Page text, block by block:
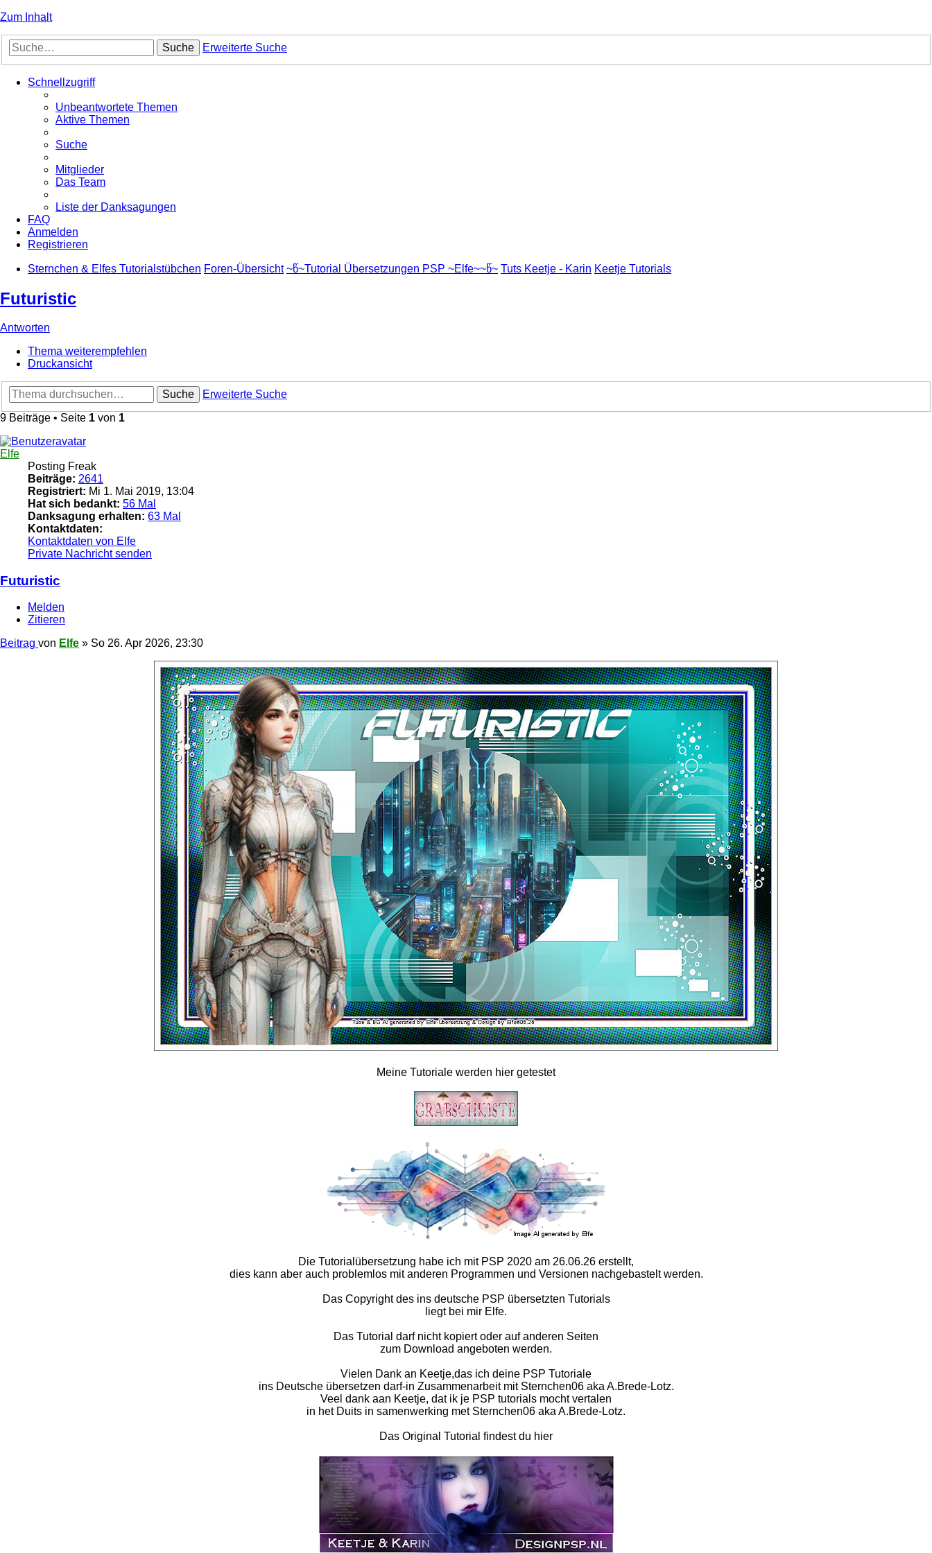
Zum Inhalt
Suche Erweiterte Suche
Schnellzugriff
Unbeantwortete Themen
Aktive Themen
Suche
Mitglieder
Das Team
Liste der Danksagungen
FAQ
Anmelden
Registrieren
Sternchen & Elfes Tutorialstübchen Foren-Übersicht ~წ~Tutorial Übersetzungen PSP ~Elfe~~წ~ Tuts Keetje - Karin Keetje Tutorials
Futuristic
Antworten
Thema weiterempfehlen
Druckansicht
Suche
Erweiterte Suche
9 Beiträge • Seite 1 von 1
Elfe
Posting Freak
Beiträge: 2641
Registriert: Mi 1. Mai 2019, 13:04
Hat sich bedankt: 56 Mal
Danksagung erhalten: 63 Mal
Kontaktdaten:
Kontaktdaten von Elfe
Private Nachricht senden
Futuristic
Melden
Zitieren
Beitrag von Elfe » So 26. Apr 2026, 23:30
Meine Tutoriale werden hier getestet
Die Tutorialübersetzung habe ich mit PSP 2020 am 26.06.26 erstellt,
dies kann aber auch problemlos mit anderen Programmen und Versionen nachgebastelt werden.
Das Copyright des ins deutsche PSP übersetzten Tutorials
liegt bei mir Elfe.
Das Tutorial darf nicht kopiert oder auf anderen Seiten
zum Download angeboten werden.
Vielen Dank an Keetje,das ich deine PSP Tutoriale
ins Deutsche übersetzen darf-in Zusammenarbeit mit Sternchen06 aka A.Brede-Lotz.
Veel dank aan Keetje, dat ik je PSP tutorials mocht vertalen
in het Duits in samenwerking met Sternchen06 aka A.Brede-Lotz.
Das Original Tutorial findest du hier